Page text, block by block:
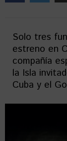
Solo tres
estreno en
compañía
la Isla
Cuba y el